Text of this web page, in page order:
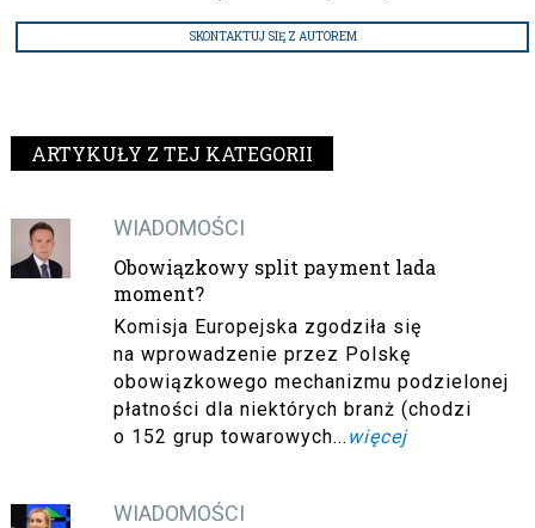
SKONTAKTUJ SIĘ Z AUTOREM
ARTYKUŁY Z TEJ KATEGORII
WIADOMOŚCI
Obowiązkowy split payment lada
moment?
Komisja Europejska zgodziła się
na wprowadzenie przez Polskę
obowiązkowego mechanizmu podzielonej
płatności dla niektórych branż (chodzi
o 152 grup towarowych... więcej
WIADOMOŚCI